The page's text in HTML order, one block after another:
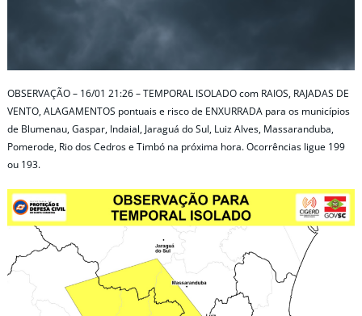
OBSERVAÇÃO – 16/01 21:26 – TEMPORAL ISOLADO com RAIOS, RAJADAS DE
VENTO, ALAGAMENTOS pontuais e risco de ENXURRADA para os municípios
de Blumenau, Gaspar, Indaial, Jaraguá do Sul, Luiz Alves, Massaranduba,
Pomerode, Rio dos Cedros e Timbó na próxima hora. Ocorrências ligue 199
ou 193.